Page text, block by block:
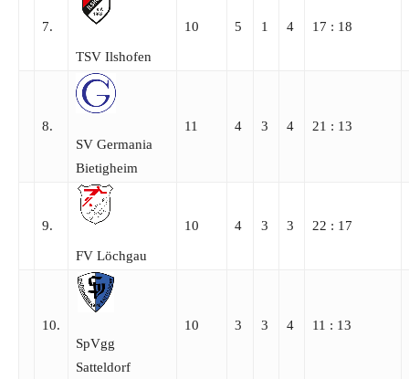
7.
TSV Ilshofen
10 5 1 4 17 : 18
8.
SV Germania
Bietigheim
11 4 3 4 21 : 13
9.
FV Löchgau
10 4 3 3 22 : 17
10.
SpVgg
Satteldorf
10 3 3 4 11 : 13